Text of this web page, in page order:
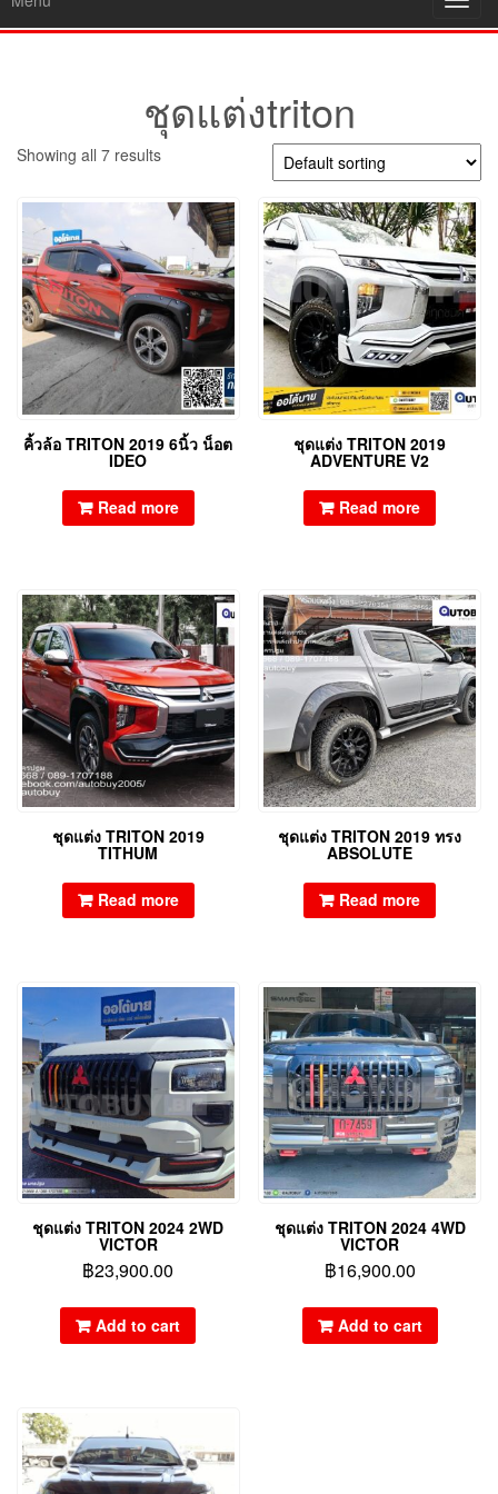
ชุดแต่งtriton
Showing all 7 results
คิ้วล้อ TRITON 2019 6นิ้ว น็อต
IDEO
Read more
ชุดแต่ง TRITON 2019
ADVENTURE V2
Read more
ชุดแต่ง TRITON 2019
TITHUM
Read more
ชุดแต่ง TRITON 2019 ทรง
ABSOLUTE
Read more
ชุดแต่ง TRITON 2024 2WD
VICTOR
฿23,900.00
Add to cart
ชุดแต่ง TRITON 2024 4WD
VICTOR
฿16,900.00
Add to cart